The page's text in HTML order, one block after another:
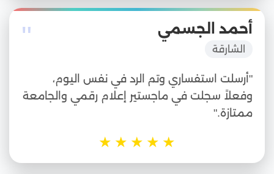
" أحمد الجسمي
الشارقة
"أرسلت استفساري وتم الرد في نفس اليوم،
وفعلاً سجلت في ماجستير إعلام رقمي والجامعة
ممتازة."
★
★
★
★
★